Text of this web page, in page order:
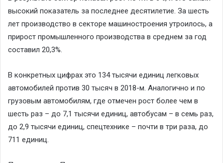
высокий показатель за последнее десятилетие. За шесть
лет производство в секторе машиностроения утроилось, а
прирост промышленного производства в среднем за год
составил 20,3%.
В конкретных цифрах это 134 тысячи единиц легковых
автомобилей против 30 тысяч в 2018-м. Аналогично и по
грузовым автомобилям, где отмечен рост более чем в
шесть раз – до 7,1 тысячи единиц, автобусам – в семь раз,
до 2,9 тысячи единиц, спецтехнике – почти в три раза, до
711 единиц.